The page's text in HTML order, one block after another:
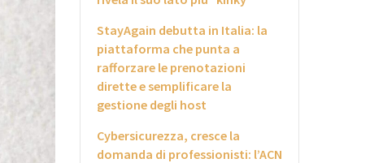
StayAgain debutta in Italia: la
piattaforma che punta a
rafforzare le prenotazioni
dirette e semplificare la
gestione degli host
Cybersicurezza, cresce la
domanda di professionisti: l’ACN